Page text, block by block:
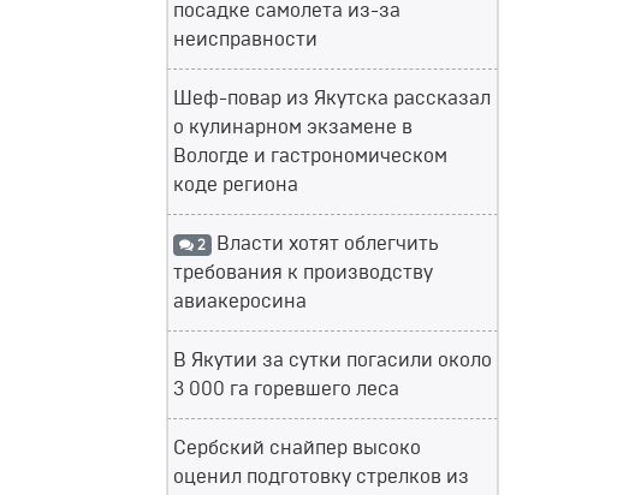
посадке самолета из-за
неисправности
Шеф-повар из Якутска рассказал
о кулинарном экзамене в
Вологде и гастрономическом
коде региона
2 Власти хотят облегчить
требования к производству
авиакеросина
В Якутии за сутки погасили около
3 000 га горевшего леса
Сербский снайпер высоко
оценил подготовку стрелков из